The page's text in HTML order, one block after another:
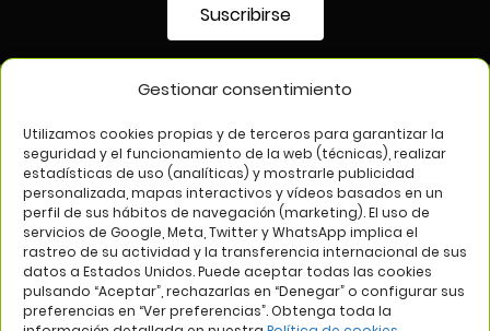
Gestionar consentimiento
Utilizamos cookies propias y de terceros para garantizar la
seguridad y el funcionamiento de la web (técnicas), realizar
estadísticas de uso (analíticas) y mostrarle publicidad
personalizada, mapas interactivos y vídeos basados en un
perfil de sus hábitos de navegación (marketing). El uso de
servicios de Google, Meta, Twitter y WhatsApp implica el
rastreo de su actividad y la transferencia internacional de sus
datos a Estados Unidos. Puede aceptar todas las cookies
pulsando “Aceptar”, rechazarlas en “Denegar” o configurar sus
preferencias en “Ver preferencias”. Obtenga toda la
Suscribirse
Aviso legal Política de privacidad
Política de cookies